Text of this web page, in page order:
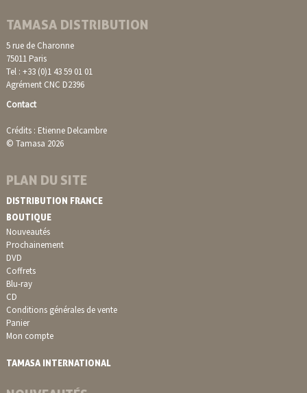
TAMASA DISTRIBUTION
5 rue de Charonne
75011 Paris
Tel : +33 (0)1 43 59 01 01
Agrément CNC D2396
Contact
Crédits : Etienne Delcambre
© Tamasa 2026
PLAN DU SITE
DISTRIBUTION FRANCE
BOUTIQUE
Nouveautés
Prochainement
DVD
Coffrets
Blu-ray
CD
Conditions générales de vente
Panier
Mon compte
TAMASA INTERNATIONAL